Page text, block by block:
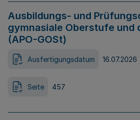
Ausbildungs- und
gymnasiale Oberstufe und
(APO-GOSt)
Ausfertigungsdatum 16.07.2026
Seite 457